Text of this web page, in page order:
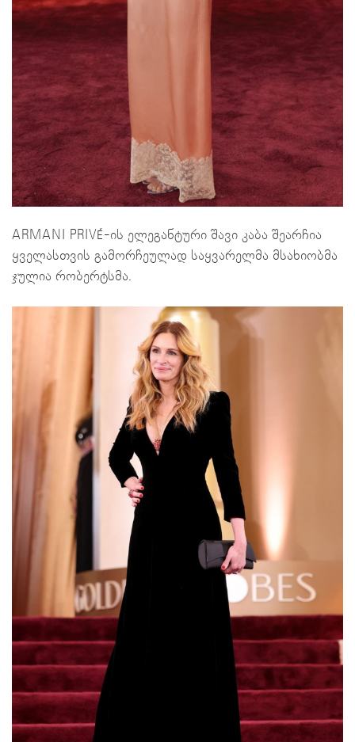
ARMANI PRIVÉ-ის ელეგანტური შავი კაბა შეარჩია
ყველასთვის გამორჩეულად საყვარელმა მსახიობმა
ჯულია რობერტსმა.